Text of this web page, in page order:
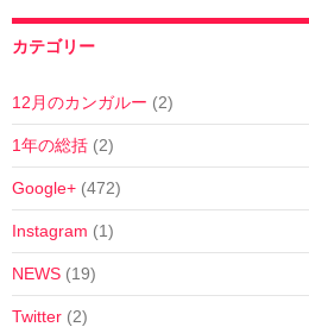
カテゴリー
12月のカンガルー (2)
1年の総括 (2)
Google+ (472)
Instagram (1)
NEWS (19)
Twitter (2)